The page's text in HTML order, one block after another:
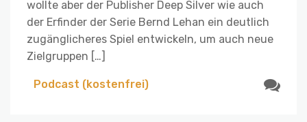
wollte aber der Publisher Deep Silver wie auch
der Erfinder der Serie Bernd Lehan ein deutlich
zugänglicheres Spiel entwickeln, um auch neue
Zielgruppen […]
Podcast (kostenfrei)